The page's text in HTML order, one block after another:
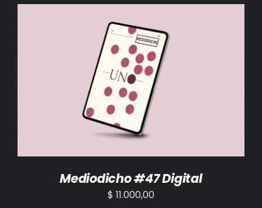
AÑADIR AL CARRITO /
Mediodicho #47 Digital
$ 11.000,00